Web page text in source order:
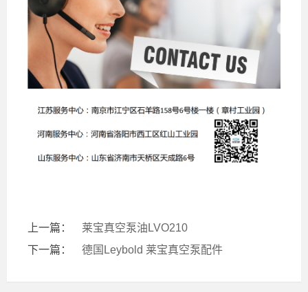
上一篇：
莱宝真空泵油LVO210
下一篇：
德国Leybold 莱宝真空泵配件